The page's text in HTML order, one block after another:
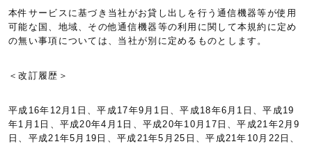
本件サービスに基づき当社がお貸し出しを行う通信機器等が使用
可能な国、地域、その他通信機器等の利用に関して本規約に定め
の無い事項については、当社が別に定めるものとします。
＜改訂履歴＞
平成16年12月1日、平成17年9月1日、平成18年6月1日、平成19
年1月1日、平成20年4月1日、平成20年10月17日、平成21年2月9
日、平成21年5月19日、平成21年5月25日、平成21年10月22日、